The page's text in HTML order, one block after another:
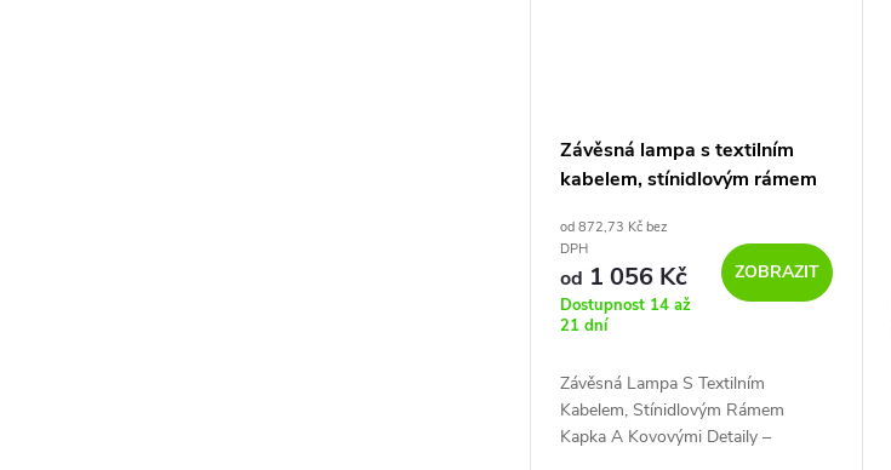
Závěsná lampa s textilním
kabelem, stínidlovým rámem
od 872,73 Kč bez
DPH
od 1 056 Kč
Dostupnost 14 až
21 dní
ZOBRAZIT
Závěsná Lampa S Textilním
Kabelem, Stínidlovým Rámem
Kapka A Kovovými Detaily –